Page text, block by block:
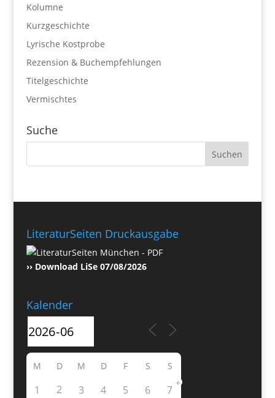
Kolumne
Kurzgeschichte
Lyrische Kostprobe
Rezension & Buchempfehlungen
Titelgeschichte
Vermischtes
Suche
LiteraturSeiten Druckausgabe
›› Download LiSe 07/08/2026
Kalender
M D M D F S S
1 2 3 4 5 6 7
+